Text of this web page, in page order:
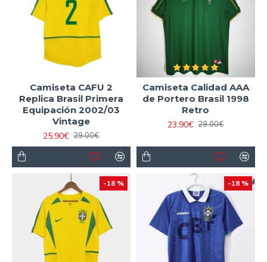
Camiseta CAFU 2
Replica Brasil Primera
Equipación 2002/03
Vintage
25.90€ 29.00€
Camiseta Calidad AAA
de Portero Brasil 1998
Retro
23.90€ 29.00€
-18 % -18 %